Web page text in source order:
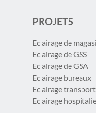
PROJETS
Eclairage de
Eclairage de GSS
Eclairage de GSA
Eclairage bureaux
Eclairage transport
Eclairage